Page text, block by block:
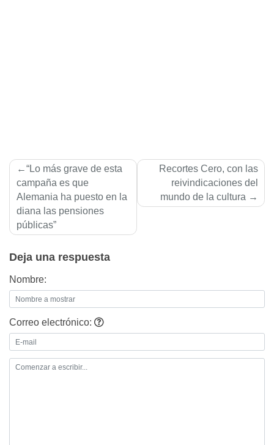
Navegación
de
entradas
“Lo más grave de esta
campaña es que
Alemania ha puesto en la
diana las pensiones
públicas”
Recortes Cero, con las
reivindicaciones del
mundo de la cultura
Deja una respuesta
Nombre:
Correo electrónico: